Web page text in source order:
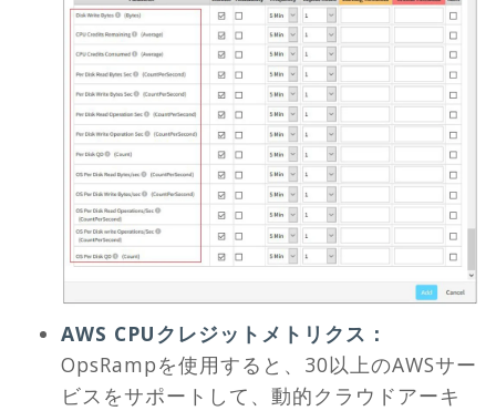
AWS CPUクレジットメトリクス：
OpsRampを使用すると、30以上のAWSサー
ビスをサポートして、動的クラウドアーキ